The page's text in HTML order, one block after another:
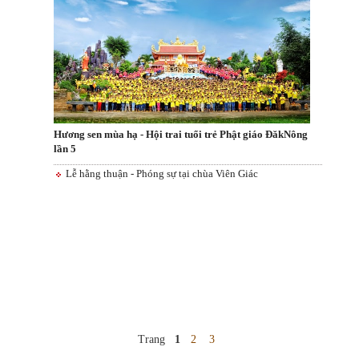
Hương sen mùa hạ - Hội trai tuổi trẻ Phật giáo ĐăkNông
lần 5
Lễ hằng thuận - Phóng sự tại chùa Viên Giác
Trang 1 2 3